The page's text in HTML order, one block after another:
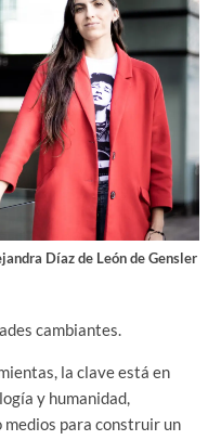
Díaz de León de Gensler
cambiantes.
la clave está en
y humanidad,
medios para construir un